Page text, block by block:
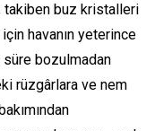
takiben buz kristalleri
havanın yeterince
süre bozulmadan
rüzgârlara ve nem